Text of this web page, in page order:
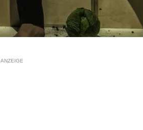
ANZEIGE